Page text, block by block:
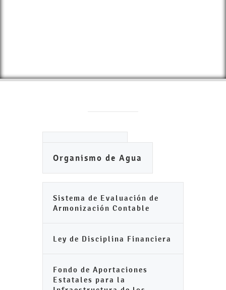
Organismo de Agua
Sistema de Evaluación de
Armonización Contable
Ley de Disciplina Financiera
Fondo de Aportaciones
Estatales para la